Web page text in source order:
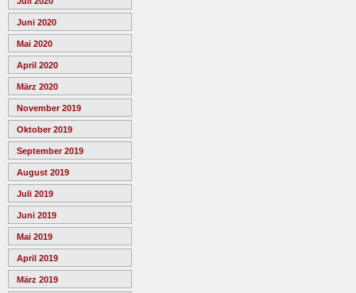
Juni 2020
Mai 2020
April 2020
März 2020
November 2019
Oktober 2019
September 2019
August 2019
Juli 2019
Juni 2019
Mai 2019
April 2019
März 2019